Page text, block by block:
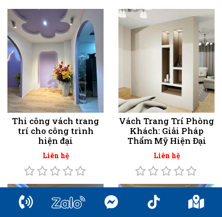
Thi công vách trang
trí cho công trình
hiện đại
Liên hệ
Vách Trang Trí Phòng
Khách: Giải Pháp
Thẩm Mỹ Hiện Đại
Liên hệ